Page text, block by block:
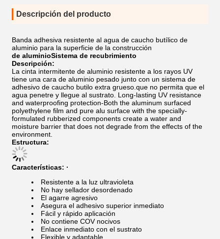
Descripción del producto
Banda adhesiva resistente al agua de caucho butílico de
aluminio para la superficie de la construcción
de aluminioSistema de recubrimiento
Descripción:
La cinta intermitente de aluminio resistente a los rayos UV
tiene una cara de aluminio pesado junto con un sistema de
adhesivo de caucho butilo extra grueso.que no permita que el
agua penetre y llegue al sustrato. Long-lasting UV resistance
and waterproofing protection-Both the aluminum surfaced
polyethylene film and pure alu surface with the specially-
formulated rubberized components create a water and
moisture barrier that does not degrade from the effects of the
environment.
Estructura:
Características: ·
Resistente a la luz ultravioleta
No hay sellador desordenado
El agarre agresivo
Asegura el adhesivo superior inmediato
Fácil y rápido aplicación
No contiene COV nocivos
Enlace inmediato con el sustrato
Flexible y adaptable